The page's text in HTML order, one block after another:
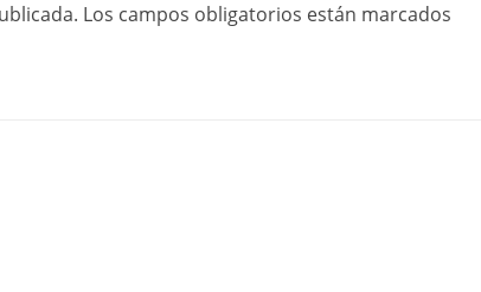
Los campos obligatorios están marcados